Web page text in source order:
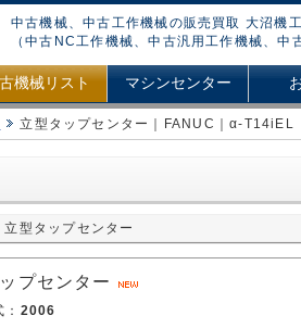
中古機械、中古工作機械の販売買取 大沼機
（中古NC工作機械、中古汎用工作機械、
機械リスト マシンセンター
立型タップセンター｜FANUC｜α-T14iEL
タップセンター
プセンター
2006